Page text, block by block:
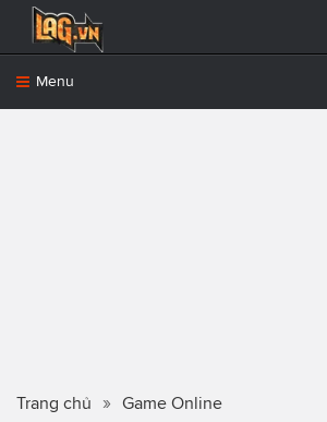
Menu
Trang chủ Game Online